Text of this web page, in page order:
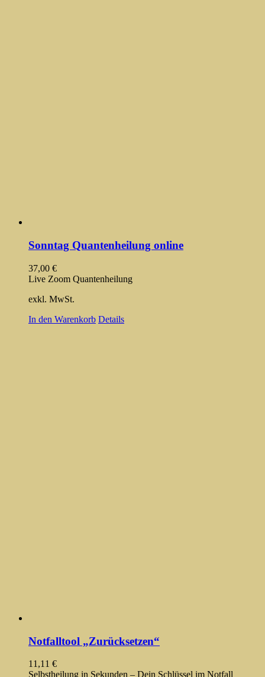
Sonntag Quantenheilung online
37,00 €
Live Zoom Quantenheilung
exkl. MwSt.
In den Warenkorb Details
Notfalltool „Zurücksetzen“
11,11 €
Selbstheilung in Sekunden – Dein Schlüssel im Notfall